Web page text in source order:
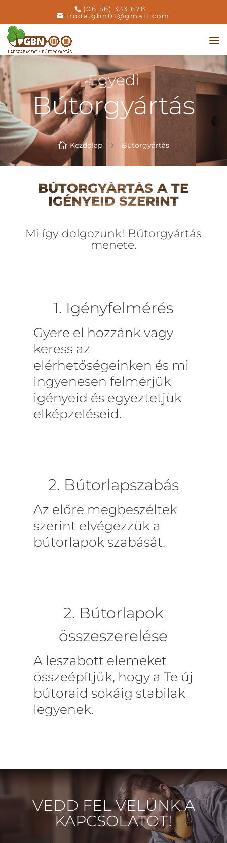
(06 56) 333 678
iroda.gbn01@gmail.com
Egyedi
Bútorgyártás
 Kezdőlap 5 Bútorgyártás
BÚTORGYÁRTÁS A TE
IGÉNYEID SZERINT
Mi így dolgozunk! Bútorgyártás
menete.
1. Igényfelmérés
Gyere el hozzánk vagy
keress az
elérhetőségeinken és mi
ingyenesen felmérjük
igényeid és egyeztetjük
elképzeléseid.
2. Bútorlapszabás
Az előre megbeszéltek
szerint elvégezzük a
bútorlapok szabását.
2. Bútorlapok
összeszerelése
A leszabott elemeket
összeépítjük, hogy a Te új
bútoraid sokáig stabilak
legyenek.
VEDD FEL VELÜNK A
KAPCSOLATOT!